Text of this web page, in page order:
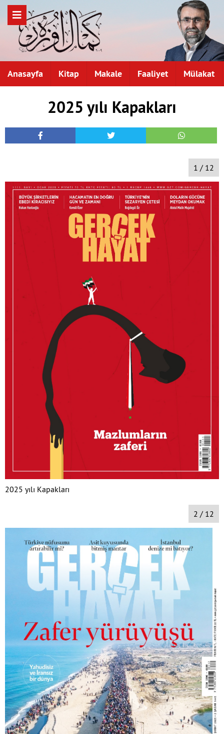
Anasayfa Kitap Makale Faaliyet Mülakat
2025 yılı Kapakları
1 / 12
2025 yılı Kapakları
2 / 12